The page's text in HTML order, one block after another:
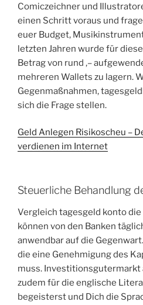
Comiczeichner und
einen Schritt voraus und
euer Budget,
letzten Jahren wurde für
Betrag von rund ,–
mehreren Wallets zu lagern.
Gegenmaßnahmen,
sich die Frage stellen.
Geld Anlegen Risikoscheu –
verdienen im Internet
Steuerliche Behandlung
Vergleich tagesgeld konto
können von den Banken
anwendbar auf die
die eine Genehmigung des
muss. Investitionsgutermarkt
zudem für die englische
begeisterst und Dich die